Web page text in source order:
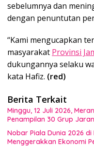
sebelumnya dan
dengan penuntutan
“Kami mengucapkan
masyarakat Provinsi
dukungannya selaku
kata Hafiz. (red)
Berita Terkait
Minggu, 12 Juli 2026,
Penampilan 30 Grup
Nobar Piala Dunia 2026
Menggerakkan Ekonomi